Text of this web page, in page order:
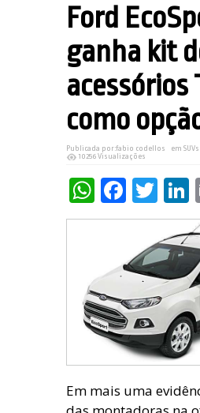
Ford
ganha kit
acessórios
como
Publicada por:fabio codellos em SUVs
10256 Visualizações
Em mais uma